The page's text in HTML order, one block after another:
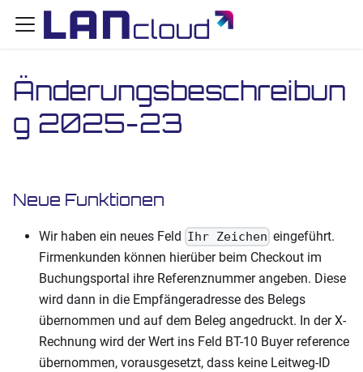
Änderungsbeschreibun
g 2025-23
Neue Funktionen
Wir haben ein neues Feld Ihr Zeichen eingeführt.
Firmenkunden können hierüber beim Checkout im
Buchungsportal ihre Referenznummer angeben. Diese
wird dann in die Empfängeradresse des Belegs
übernommen und auf dem Beleg angedruckt. In der X-
Rechnung wird der Wert ins Feld BT-10 Buyer reference
übernommen, vorausgesetzt, dass keine Leitweg-ID